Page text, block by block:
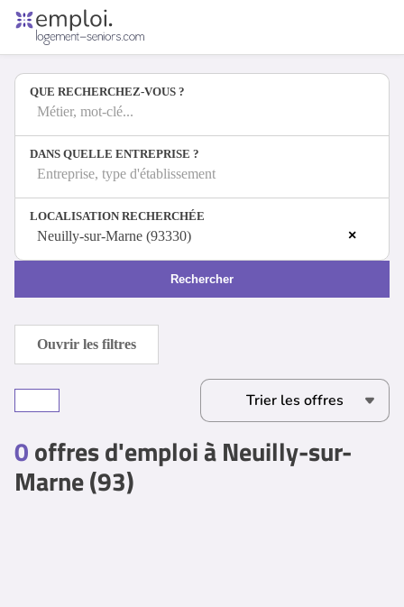
Offres d'emploi
Entreprises
Métiers
Se connecter
Espace candidat
Espace recruteur
QUE RECHERCHEZ-VOUS ?
Métier, mot-clé...
DANS QUELLE ENTREPRISE ?
Entreprise, type d'établissement
LOCALISATION RECHERCHÉE
×
Neuilly-sur-Marne (93330)
Rechercher
0offres d'emploi à Neuilly-sur-
Marne (93)
Ouvrir les filtres